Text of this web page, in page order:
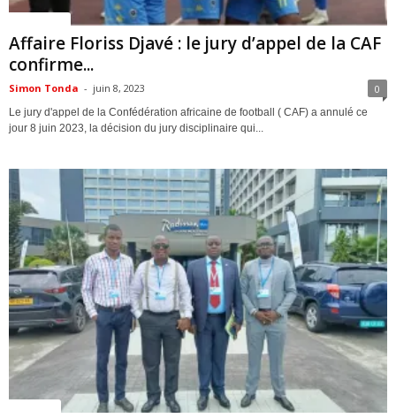
Affaire Floriss Djavé : le jury d’appel de la CAF
confirme...
Simon Tonda - juin 8, 2023 0
Le jury d'appel de la Confédération africaine de football ( CAF) a annulé ce
jour 8 juin 2023, la décision du jury disciplinaire qui...